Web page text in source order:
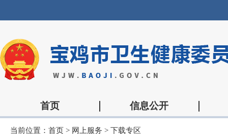
首页 信息公开
当前位置： 首页 > 网上服务 > 下载专区